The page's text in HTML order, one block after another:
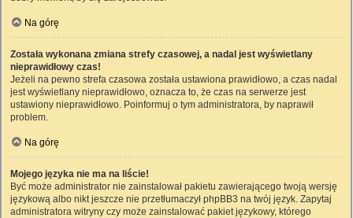
Na górę
Została wykonana zmiana strefy czasowej, a nadal jest wyświetlany
nieprawidłowy czas!
Jeżeli na pewno strefa czasowa została ustawiona prawidłowo, a czas nadal
jest wyświetlany nieprawidłowo, oznacza to, że czas na serwerze jest
ustawiony nieprawidłowo. Poinformuj o tym administratora, by naprawił
problem.
Na górę
Mojego języka nie ma na liście!
Być może administrator nie zainstalował pakietu zawierającego twoją wersję
językową albo nikt jeszcze nie przetłumaczył phpBB3 na twój język. Zapytaj
administratora witryny czy może zainstalować pakiet językowy, którego